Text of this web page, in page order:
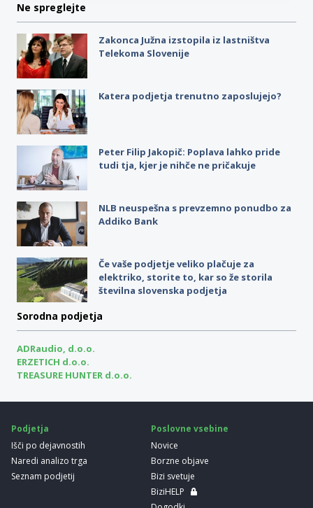
Ne spreglejte
Zakonca Južna izstopila iz lastništva
Telekoma Slovenije
Katera podjetja trenutno zaposlujejo?
Peter Filip Jakopič: Poplava lahko pride
tudi tja, kjer je nihče ne pričakuje
NLB neuspešna s prevzemno ponudbo za
Addiko Bank
Če vaše podjetje veliko plačuje za
elektriko, storite to, kar so že storila
številna slovenska podjetja
Sorodna podjetja
ADRaudio, d.o.o.
ERZETICH d.o.o.
TREASURE HUNTER d.o.o.
Podjetja
Išči po dejavnostih
Naredi analizo trga
Seznam podjetij
Poslovne vsebine
Novice
Borzne objave
Bizi svetuje
BiziHELP